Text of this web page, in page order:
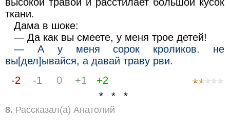
ткани.
Дама в шоке:
— Да как вы смеете, у меня трое детей!
— А у меня сорок кроликов. не
вы[дел]ывайся, а давай траву рви.
-2
-1 0 +1
+2
* * *
8. Рассказал(а) Анатолий